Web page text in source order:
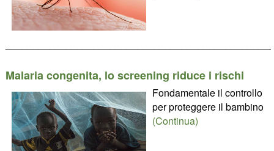
Malaria congenita, lo screening riduce i rischi
Fondamentale il controllo
per proteggere il bambino
(Continua)